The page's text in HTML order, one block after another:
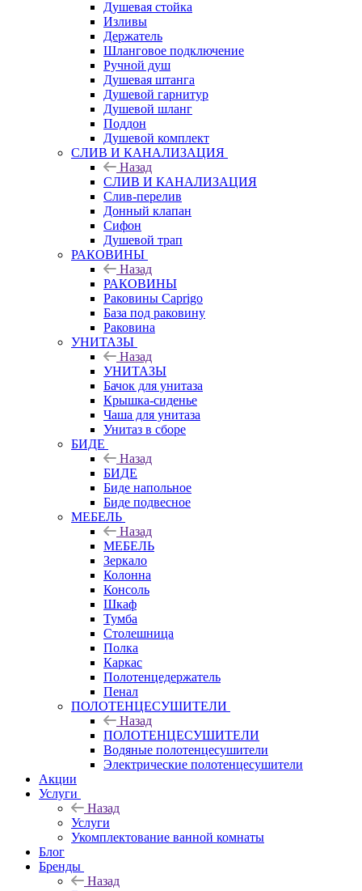
Душевая стойка
Изливы
Держатель
Шланговое подключение
Ручной душ
Душевая штанга
Душевой гарнитур
Душевой шланг
Поддон
Душевой комплект
СЛИВ И КАНАЛИЗАЦИЯ
Назад
СЛИВ И КАНАЛИЗАЦИЯ
Слив-перелив
Донный клапан
Сифон
Душевой трап
РАКОВИНЫ
Назад
РАКОВИНЫ
Раковины Caprigo
База под раковину
Раковина
УНИТАЗЫ
Назад
УНИТАЗЫ
Бачок для унитаза
Крышка-сиденье
Чаша для унитаза
Унитаз в сборе
БИДЕ
Назад
БИДЕ
Биде напольное
Биде подвесное
МЕБЕЛЬ
Назад
МЕБЕЛЬ
Зеркало
Колонна
Консоль
Шкаф
Тумба
Столешница
Полка
Каркас
Полотенцедержатель
Пенал
ПОЛОТЕНЦЕСУШИТЕЛИ
Назад
ПОЛОТЕНЦЕСУШИТЕЛИ
Водяные полотенцесушители
Электрические полотенцесушители
Акции
Услуги
Назад
Услуги
Укомплектование ванной комнаты
Блог
Бренды
Назад